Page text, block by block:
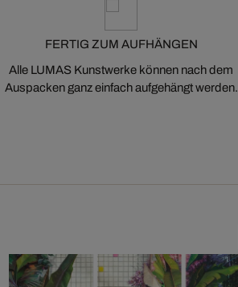
FERTIG ZUM AUFHÄNGEN
Alle LUMAS Kunstwerke können nach dem
Auspacken ganz einfach aufgehängt werden.